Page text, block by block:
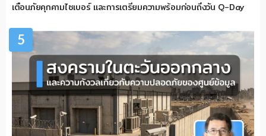
เตือนภัยคุกคามไซเบอร์ และการเตรียมความพร้อมก่อนถึงวัน Q-Day
5